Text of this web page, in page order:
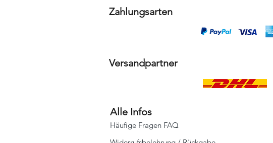
Zahlungsarten
Versandpartner
Alle Infos
Häufige Fragen FAQ